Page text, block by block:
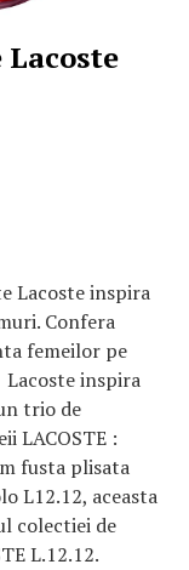
Lacoste inspira
Confera
femeilor pe
inspira
trio de
LACOSTE :
fusta plisata
L12.12, aceasta
colectiei de
L.12.12.